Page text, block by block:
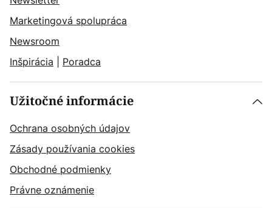
Marketingová spolupráca
Newsroom
Inšpirácia
Poradca
Užitočné informácie
Ochrana osobných údajov
Zásady používania cookies
Obchodné podmienky
Právne oznámenie